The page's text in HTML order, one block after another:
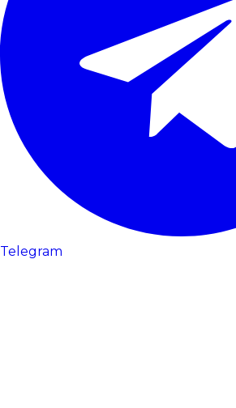
Telegram